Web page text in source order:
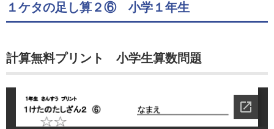
１ケタの足し算２⑥ 小学１年生
計算無料プリント 小学生算数問題